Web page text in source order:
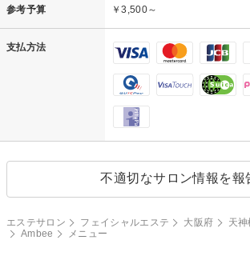
参考予算 ￥3,500～
支払方法
不適切なサロン情報を報
エステサロン フェイシャルエステ 大阪府 天
Ambee
メニュー